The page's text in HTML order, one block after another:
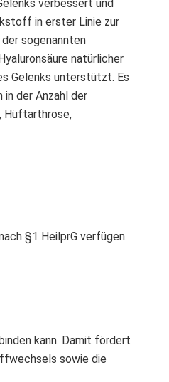
verbessert und
in erster Linie zur
sogenannten
natürlicher
Gelenks unterstützt. Es
der Anzahl der
Hüftarthrose,
§1 HeilprG verfügen.
kann. Damit fördert
sowie die